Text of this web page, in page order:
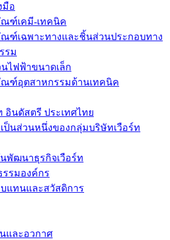
มือ
ฑ์เคมี-เทคนิค
ฑ์เฉพาะทางและชิ้นส่วนประกอบทาง
รม
ไฟฟ้าขนาดเล็ก
ฑ์อุตสาหกรรมด้านเทคนิค
อินดัสตรี ประเทศไทย
ป็นส่วนหนึ่งของกลุ่มบริษัทเวือร์ท
พัฒนาธุรกิจเวือร์ท
รมองค์กร
แทนและสวัสดิการ
และอวกาศ